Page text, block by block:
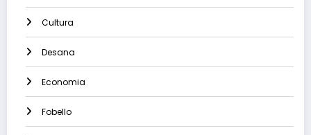
Cultura
Desana
Economia
Fobello